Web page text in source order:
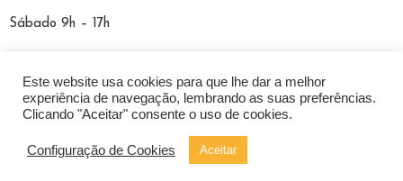
Sábado 9h – 17h
Política de Privacidade|Termos e Condições|Livro Reclamações
Pacheco Ópticas 2026 – Todos os direitos reservados
Developed byTechy.pt
Este website usa cookies para que lhe dar a melhor
experiência de navegação, lembrando as suas preferências.
Clicando "Aceitar" consente o uso de cookies.
Configuração de Cookies Aceitar